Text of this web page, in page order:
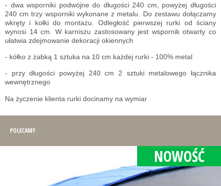
- dwa wsporniki podwójne do długości 240 cm, powyżej długości
240 cm trzy wsporniki wykonane z metalu. Do zestawu dołączamy
wkręty i kołki do montażu. Odległość pierwszej rurki od ściany
wynosi 14 cm. W karniszu zastosowany jest wspornik otwarty co
ułatwia zdejmowanie dekoracji okiennych
- kółko z żabką 1 sztuka na 10 cm każdej rurki - 100% metal
- przy długości powyżej 240 cm 2 sztuki metalowego łącznika
wewnętrznego
Na życzenie klienta rurki docinamy na wymiar
POLECAMY
NOWOŚĆ